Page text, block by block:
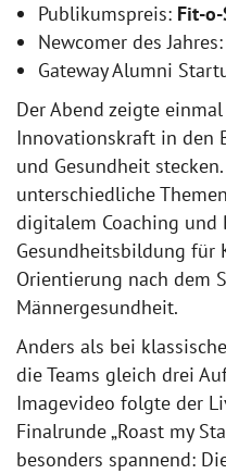
Publikumspreis: Fit-
Newcomer des Jahres:
Gateway Alumni
Der Abend zeigte
Innovationskraft in den
und Gesundheit
unterschiedliche
digitalem Coaching und
Gesundheitsbildung für
Orientierung nach dem
Männergesundheit.
Anders als bei
die Teams gleich drei
Imagevideo folgte der
Finalrunde „Roast my
besonders spannend: